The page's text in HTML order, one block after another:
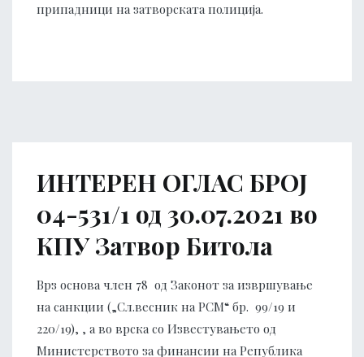
припадници на затворската полиција.
ИНТЕРЕН ОГЛАС БРОЈ
04-531/1 од 30.07.2021 во
КПУ Затвор Битола
Врз основа член 78 од Законот за извршување
на санкции („Сл.весник на РСМ“ бр. 99/19 и
220/19), , а во врска со Известувањето од
Министерството за финансии на Република